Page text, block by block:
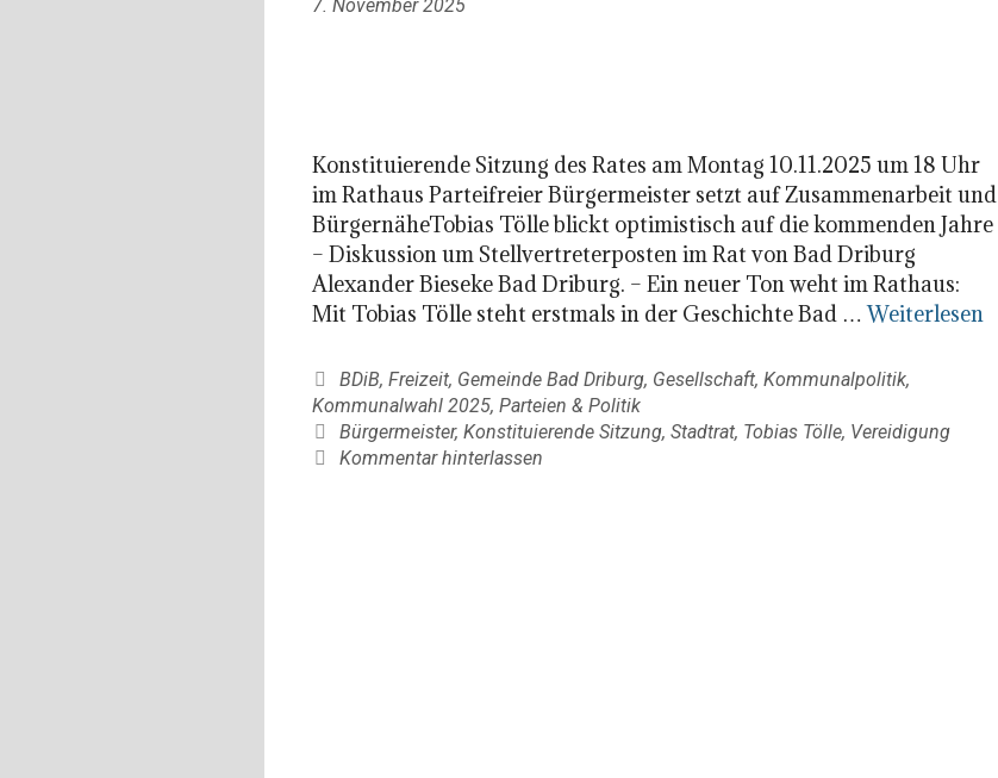
7. November 2025
Konstituierende Sitzung des Rates am Montag 10.11.2025 um 18 Uhr
im Rathaus Parteifreier Bürgermeister setzt auf Zusammenarbeit und
BürgernäheTobias Tölle blickt optimistisch auf die kommenden Jahre
– Diskussion um Stellvertreterposten im Rat von Bad Driburg
Alexander Bieseke Bad Driburg. – Ein neuer Ton weht im Rathaus:
Mit Tobias Tölle steht erstmals in der Geschichte Bad …Weiterlesen
Kategorien
BDiB, Freizeit, Gemeinde Bad Driburg, Gesellschaft, Kommunalpolitik,
Kommunalwahl 2025, Parteien & Politik
Schlagwörter
Bürgermeister, Konstituierende Sitzung, Stadtrat, Tobias Tölle, Vereidigung
Kommentar hinterlassen